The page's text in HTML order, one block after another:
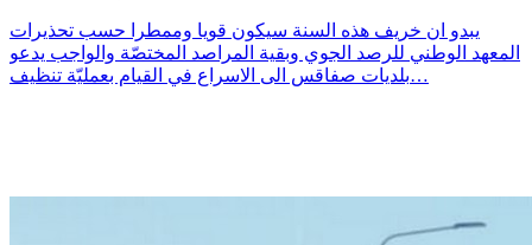
يبدو ان خريف هذه السنة سيكون قويا وممطرا حسب تحذيرات
المعهد الوطني للرصد الجوي وبقية المراصد المختصّة والواجب يدعو
بلديات صفاقس الى الاسراع في القيام بعمليّة تنظيف…